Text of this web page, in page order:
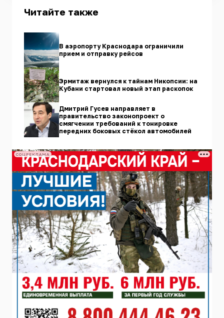
Читайте также
В аэропорту Краснодара ограничили
прием и отправку рейсов
Эрмитаж вернулся к тайнам Никопсии: на
Кубани стартовал новый этап раскопок
Дмитрий Гусев направляет в
правительство законопроект о
смягчении требований к тонировке
передних боковых стёкол автомобилей
СОЦРЕКЛАМА